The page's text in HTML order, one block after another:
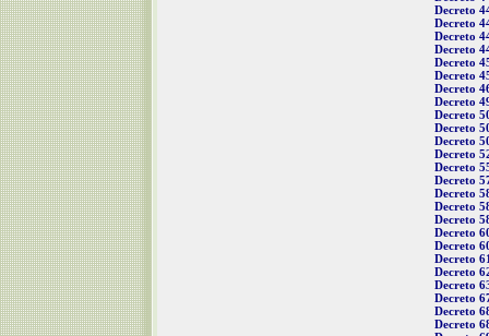
Decreto
Decreto
Decreto
Decreto
Decreto
Decreto
Decreto
Decreto
Decreto
Decreto
Decreto
Decreto
Decreto
Decreto
Decreto
Decreto
Decreto
Decreto
Decreto
Decreto
Decreto
Decreto
Decreto
Decreto
Decreto